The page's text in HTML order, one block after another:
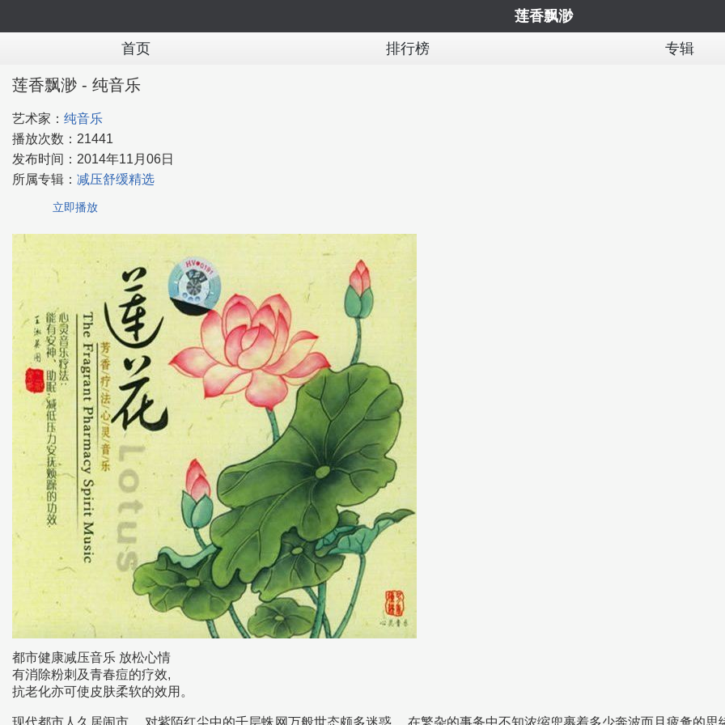
莲香飘渺
首页
排行榜 专辑
莲香飘渺 - 纯音乐
艺术家： 纯音乐
播放次数： 21441
发布时间： 2014年11月06日
所属专辑： 减压舒缓精选
立即播放
都市健康减压音乐 放松心情
有消除粉刺及青春痘的疗效,
抗老化亦可使皮肤柔软的效用。
现代都市人久居闹市， 对紫陌红尘中的千层蛛网万般世态颇多迷惑， 在繁杂的事务中不知浓缩兜裹着多少奔波而且疲惫的